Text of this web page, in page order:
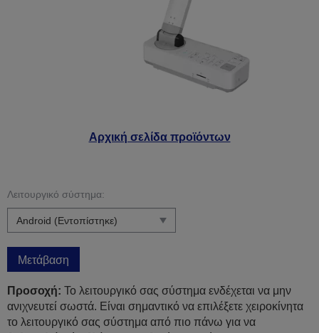
Αρχική σελίδα προϊόντων
Λειτουργικό σύστημα:
Μετάβαση
Προσοχή: Το λειτουργικό σας σύστημα ενδέχεται να μην
ανιχνευτεί σωστά. Είναι σημαντικό να επιλέξετε χειροκίνητα
το λειτουργικό σας σύστημα από πιο πάνω για να